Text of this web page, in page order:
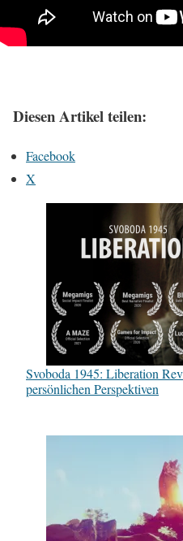
Diesen Artikel teilen:
Facebook
X
Svoboda 1945: Liberation
persönlichen Perspektiven